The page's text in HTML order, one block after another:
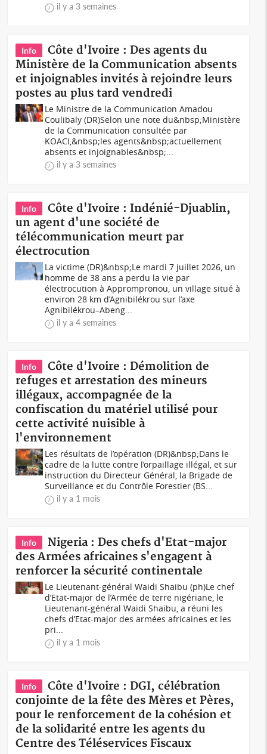
il y a 3 semaines
Info
Côte d'Ivoire : Des agents du
Ministère de la Communication absents
et injoignables invités à rejoindre leurs
postes au plus tard vendredi
Le Ministre de la Communication Amadou
Coulibaly (DR)Selon une note du&nbsp;Ministère
de la Communication consultée par
KOACI,&nbsp;les agents&nbsp;actuellement
absents et injoignables&nbsp;...
il y a 3 semaines
Info
Côte d'Ivoire : Indénié-Djuablin,
un agent d'une société de
télécommunication meurt par
électrocution
La victime (DR)&nbsp;Le mardi 7 juillet 2026, un
homme de 38 ans a perdu la vie par
électrocution à Apprompronou, un village situé à
environ 28 km d’Agnibilékrou sur l’axe
Agnibilékrou–Abeng...
il y a 4 semaines
Info
Côte d'Ivoire : Démolition de
refuges et arrestation des mineurs
illégaux, accompagnée de la
confiscation du matériel utilisé pour
cette activité nuisible à
l'environnement
Les résultats de l’opération (DR)&nbsp;Dans le
cadre de la lutte contre l’orpaillage illégal, et sur
instruction du Directeur Général, la Brigade de
Surveillance et du Contrôle Forestier (BS...
il y a 1 mois
Info
Nigeria : Des chefs d'Etat-major
des Armées africaines s'engagent à
renforcer la sécurité continentale
Le Lieutenant-général Waidi Shaibu (ph)Le chef
d’Etat-major de l’Armée de terre nigériane, le
Lieutenant-général Waidi Shaibu, a réuni les
chefs d’Etat-major des armées africaines et les
pri...
il y a 1 mois
Info
Côte d'Ivoire : DGI, célébration
conjointe de la fête des Mères et Pères,
pour le renforcement de la cohésion et
de la solidarité entre les agents du
Centre des Téléservices Fiscaux